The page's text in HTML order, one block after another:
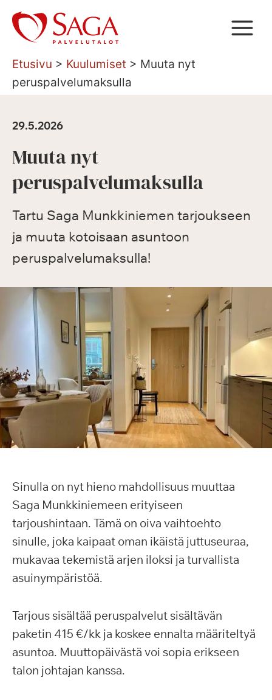
Siirry
sisältöön
Etusivu > Kuulumiset > Muuta nyt
peruspalvelumaksulla
29.5.2026
Muuta nyt
peruspalvelumaksulla
Tartu Saga Munkkiniemen tarjoukseen
ja muuta kotoisaan asuntoon
peruspalvelumaksulla!
Sinulla on nyt hieno mahdollisuus muuttaa
Saga Munkkiniemeen erityiseen
tarjoushintaan. Tämä on oiva vaihtoehto
sinulle, joka kaipaat oman ikäistä juttuseuraa,
mukavaa tekemistä arjen iloksi ja turvallista
asuinympäristöä.
Tarjous sisältää peruspalvelut sisältävän
paketin 415 €/kk ja koskee ennalta määriteltyä
asuntoa. Muuttopäivästä voi sopia erikseen
talon johtajan kanssa.